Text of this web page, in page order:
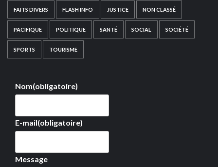
FAITS DIVERS FLASH INFO JUSTICE NON CLASSÉ
PACIFIQUE POLITIQUE SANTÉ SOCIAL SOCIÉTÉ
SPORTS TOURISME
Nom(obligatoire)
E-mail(obligatoire)
Message